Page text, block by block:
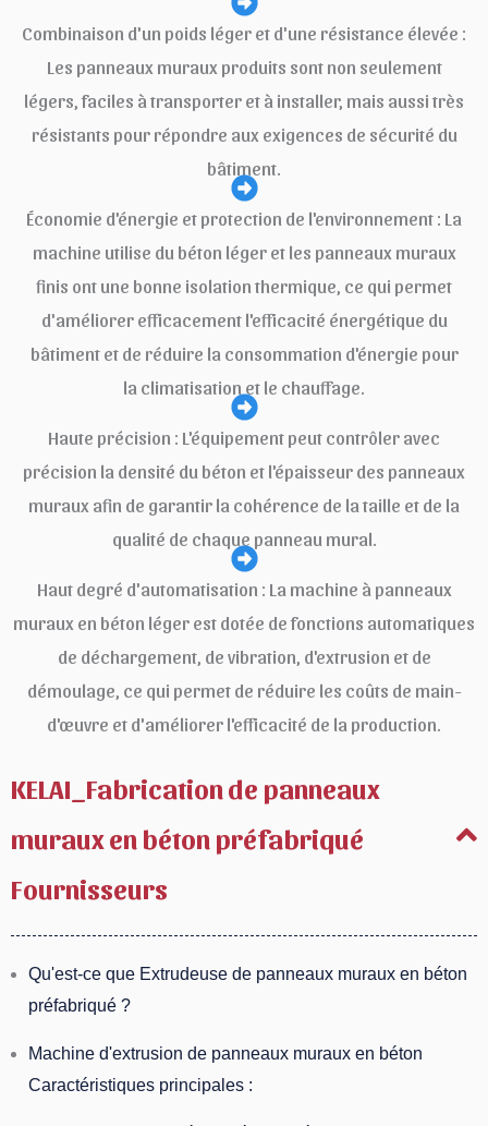
Combinaison d'un poids léger et d'une résistance élevée :
Les panneaux muraux produits sont non seulement
légers, faciles à transporter et à installer, mais aussi très
résistants pour répondre aux exigences de sécurité du
bâtiment.
Économie d'énergie et protection de l'environnement : La
machine utilise du béton léger et les panneaux muraux
finis ont une bonne isolation thermique, ce qui permet
d'améliorer efficacement l'efficacité énergétique du
bâtiment et de réduire la consommation d'énergie pour
la climatisation et le chauffage.
Haute précision : L'équipement peut contrôler avec
précision la densité du béton et l'épaisseur des panneaux
muraux afin de garantir la cohérence de la taille et de la
qualité de chaque panneau mural.
Haut degré d'automatisation : La machine à panneaux
muraux en béton léger est dotée de fonctions automatiques
de déchargement, de vibration, d'extrusion et de
démoulage, ce qui permet de réduire les coûts de main-
d'œuvre et d'améliorer l'efficacité de la production.
KELAI_Fabrication de panneaux
muraux en béton préfabriqué
Fournisseurs
Qu'est-ce que Extrudeuse de panneaux muraux en béton
préfabriqué ?
Machine d'extrusion de panneaux muraux en béton
Caractéristiques principales :